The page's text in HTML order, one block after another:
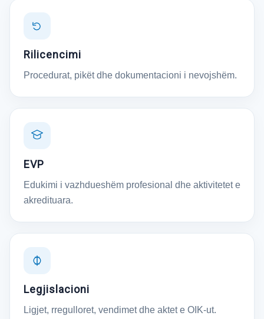
Rilicencimi
Procedurat, pikët dhe dokumentacioni i nevojshëm.
EVP
Edukimi i vazhdueshëm profesional dhe aktivitetet e
akredituara.
Legjislacioni
Ligjet, rregulloret, vendimet dhe aktet e OIK-ut.